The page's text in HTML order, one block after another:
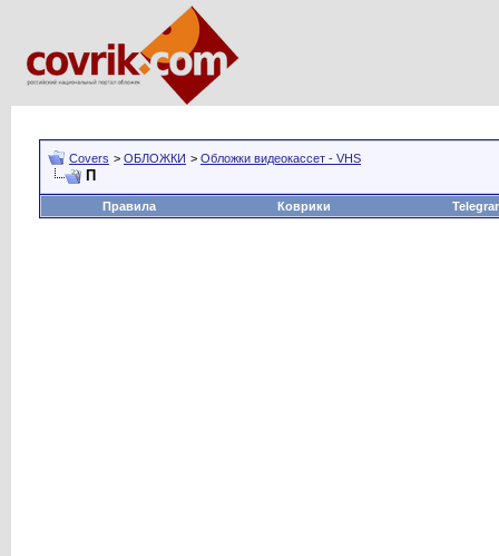
Covers > ОБЛОЖКИ > Обложки видеокассет - VHS
П
Правила Коврики